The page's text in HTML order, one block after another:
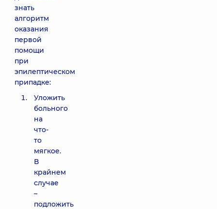
знать
алгоритм
оказания
первой
помощи
при
эпилептическом
припадке:
Уложить
больного
на
что-
то
мягкое.
В
крайнем
случае
–
подложить